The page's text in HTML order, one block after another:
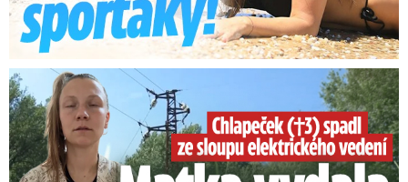
Smrtelný pád chlapce: Matka vydala vyjádření na 16 stran